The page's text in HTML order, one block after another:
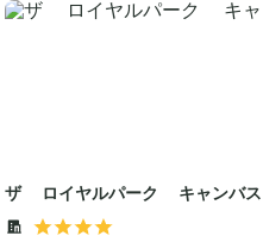
ザ ロイヤルパーク キャンバ